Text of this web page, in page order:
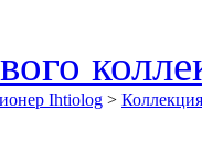
Ihtiolog >